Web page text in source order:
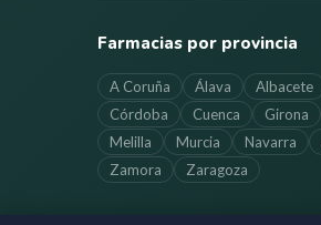
Farmacias por provincia
A Coruña Álava Albacete
Córdoba
Cuenca Girona
Melilla
Murcia Navarra
Zamora
Zaragoza